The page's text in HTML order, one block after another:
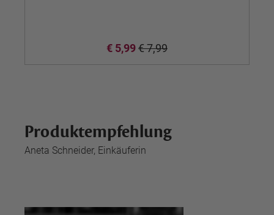
€ 5,99€ 7,99
Produktempfehlung
Aneta Schneider, Einkäuferin